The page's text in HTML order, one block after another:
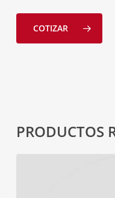
COTIZAR
PRODUCTOS